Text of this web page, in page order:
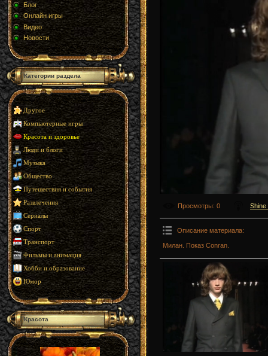
Блог
Онлайн игры
Видео
Новости
Категории раздела
Другое
Компьютерные игры
Красота и здоровье
Люди и блоги
Музыка
Общество
Путешествия и события
Развлечения
Сериалы
Спорт
Транспорт
Фильмы и анимация
Хобби и образование
Юмор
Красота
Просмотры: 0 Shine
Описание материала:
Милан. Показ Conran.